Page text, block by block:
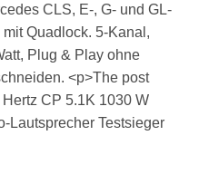
CLS, E-, G- und GL-
mit Quadlock. 5-Kanal,
Plug & Play ohne
<p>The post
CP 5.1K 1030 W
Lautsprecher Testsieger